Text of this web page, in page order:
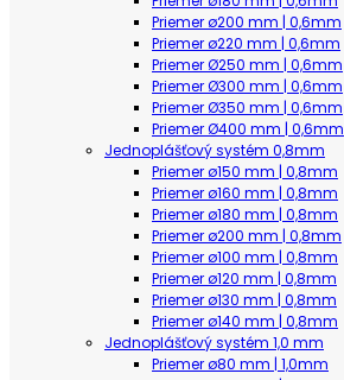
Priemer ø200 mm | 0,6mm
Priemer ø220 mm | 0,6mm
Priemer Ø250 mm | 0,6mm
Priemer Ø300 mm | 0,6mm
Priemer Ø350 mm | 0,6mm
Priemer Ø400 mm | 0,6mm
Jednoplášťový systém 0,8mm
Priemer ø150 mm | 0,8mm
Priemer ø160 mm | 0,8mm
Priemer ø180 mm | 0,8mm
Priemer ø200 mm | 0,8mm
Priemer ø100 mm | 0,8mm
Priemer ø120 mm | 0,8mm
Priemer ø130 mm | 0,8mm
Priemer ø140 mm | 0,8mm
Jednoplášťový systém 1,0 mm
Priemer ø80 mm | 1,0mm